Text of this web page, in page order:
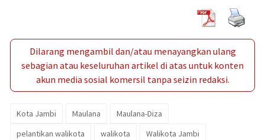
Dilarang mengambil dan/atau menayangkan ulang
sebagian atau keseluruhan artikel di atas untuk konten
akun media sosial komersil tanpa seizin redaksi.
Kota Jambi Maulana
Maulana-Diza
pelantikan walikota
walikota Walikota Jambi